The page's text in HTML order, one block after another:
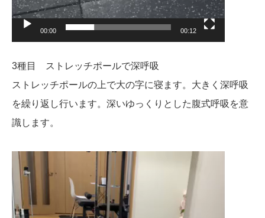
00:00 00:12
3種目 ストレッチポールで深呼吸
ストレッチポールの上で大の字に寝ます。 大きく深呼吸
を繰り返し行います。深いゆっくりとした腹式呼吸を意
識します。
動
画
プ
レ
ー
ヤ
ー